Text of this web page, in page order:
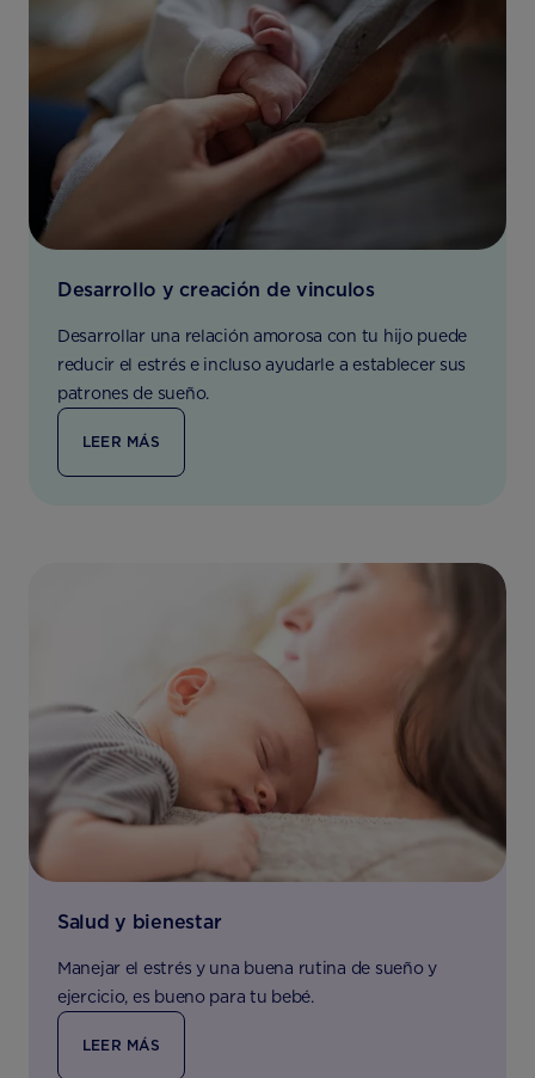
Desarrollo y creación de vinculos
Desarrollar una relación amorosa con tu hijo puede
reducir el estrés e incluso ayudarle a establecer sus
patrones de sueño.
LEER MÁS
Salud y bienestar
Manejar el estrés y una buena rutina de sueño y
ejercicio, es bueno para tu bebé.
LEER MÁS